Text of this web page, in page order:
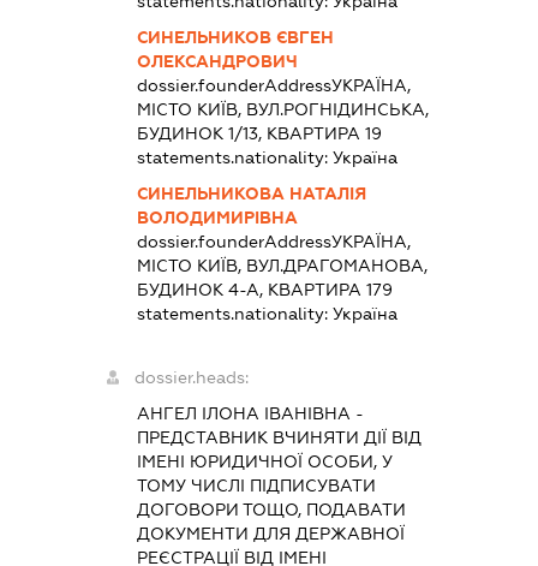
СИНЕЛЬНИКОВ ЄВГЕН
ОЛЕКСАНДРОВИЧ
dossier.founderAddressУКРАЇНА,
МІСТО КИЇВ, ВУЛ.РОГНІДИНСЬКА,
БУДИНОК 1/13, КВАРТИРА 19
statements.nationality: Україна
СИНЕЛЬНИКОВА НАТАЛІЯ
ВОЛОДИМИРІВНА
dossier.founderAddressУКРАЇНА,
МІСТО КИЇВ, ВУЛ.ДРАГОМАНОВА,
БУДИНОК 4-А, КВАРТИРА 179
statements.nationality: Україна
dossier.heads:
АНГЕЛ ІЛОНА ІВАНІВНА -
ПРЕДСТАВНИК ВЧИНЯТИ ДІЇ ВІД
ІМЕНІ ЮРИДИЧНОЇ ОСОБИ, У
ТОМУ ЧИСЛІ ПІДПИСУВАТИ
ДОГОВОРИ ТОЩО, ПОДАВАТИ
ДОКУМЕНТИ ДЛЯ ДЕРЖАВНОЇ
РЕЄСТРАЦІЇ ВІД ІМЕНІ